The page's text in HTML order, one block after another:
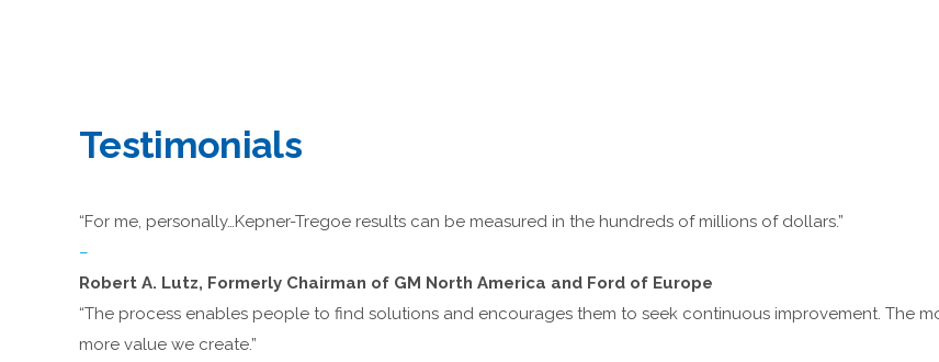
Testimonials
“For me, personally…Kepner-Tregoe results can be measured in the hundreds of millions of dollars.”
–
Robert A. Lutz, Formerly Chairman of GM North America and Ford of Europe
“The process enables people to find solutions and encourages them to seek continuous improvement. The
more value we create.”